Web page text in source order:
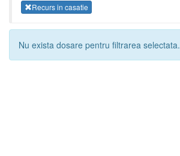
Recurs in casatie
Nu exista dosare pentru filtrarea selectata.